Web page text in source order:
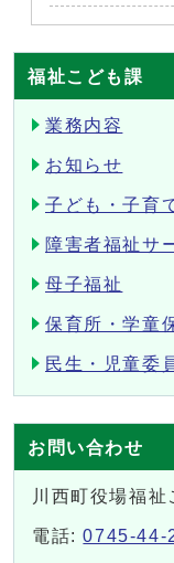
福祉こども課
業務内容
お知らせ
子ども・子育
障害者福祉サ
母子福祉
保育所・学童
民生・児童委
お問い合わせ
川西町役場福祉
電話:0745-44-